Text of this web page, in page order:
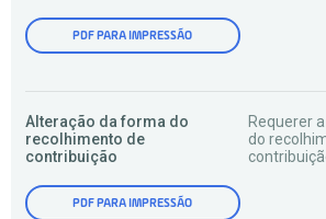
PDF PARA IMPRESSÃO
Alteração da forma do
recolhimento de
contribuição
Requerer
do
PDF PARA IMPRESSÃO